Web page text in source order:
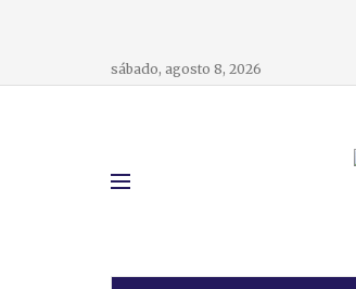
sábado, agosto 8, 2026